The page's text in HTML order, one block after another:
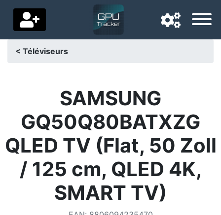
Pays de livraison
Accueil
Baisses de prix
Paramètres
Soutenez-nous
Contactez-nous
< Téléviseurs
SAMSUNG
GQ50Q80BATXZG
QLED TV (Flat, 50 Zoll
/ 125 cm, QLED 4K,
SMART TV)